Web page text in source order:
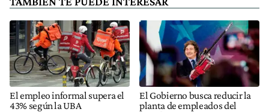
El empleo informal supera el
43% según la UBA
El Gobierno busca reducir la
planta de empleados del